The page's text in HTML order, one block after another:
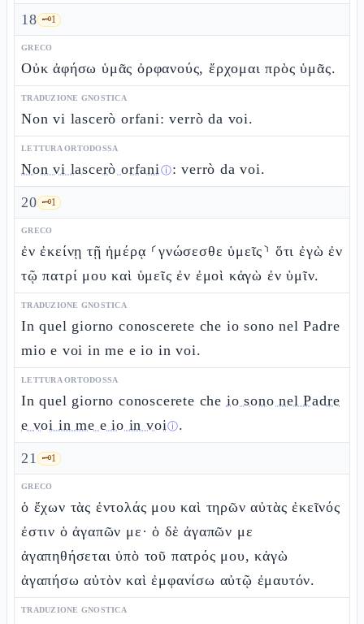
18 🗝️1
GRECO
Οὐκ ἀφήσω ὑμᾶς ὀρφανούς, ἔρχομαι πρὸς ὑμᾶς.
TRADUZIONE GNOSTICA
Non vi lascerò orfani: verrò da voi.
LETTURA ORTODOSSA
Non vi lascerò orfaniⓘ: verrò da voi.
20 🗝️1
GRECO
ἐν ἐκείνῃ τῇ ἡμέρᾳ ⸂γνώσεσθε ὑμεῖς⸃ ὅτι ἐγὼ ἐν
τῷ πατρί μου καὶ ὑμεῖς ἐν ἐμοὶ κἀγὼ ἐν ὑμῖν.
TRADUZIONE GNOSTICA
In quel giorno conoscerete che io sono nel Padre
mio e voi in me e io in voi.
LETTURA ORTODOSSA
In quel giorno conoscerete che io sono nel Padre
e voi in me e io in voiⓘ.
21 🗝️1
GRECO
ὁ ἔχων τὰς ἐντολάς μου καὶ τηρῶν αὐτὰς ἐκεῖνός
ἐστιν ὁ ἀγαπῶν με· ὁ δὲ ἀγαπῶν με
ἀγαπηθήσεται ὑπὸ τοῦ πατρός μου, κἀγὼ
ἀγαπήσω αὐτὸν καὶ ἐμφανίσω αὐτῷ ἐμαυτόν.
TRADUZIONE GNOSTICA